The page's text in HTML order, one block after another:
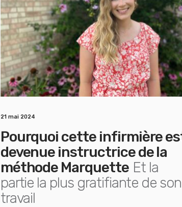
21 mai 2024
Pourquoi cette infirmière
devenue instructrice de la
méthode Marquette Et la
partie la plus gratifiante de son
travail